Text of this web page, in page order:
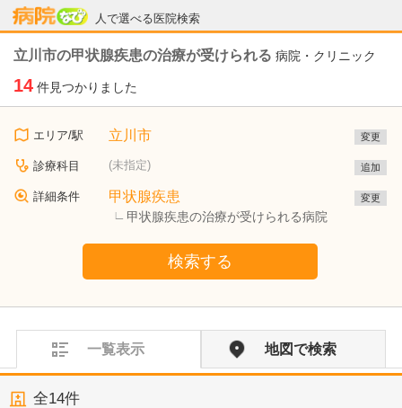
人で選べる医院検索
病院なび
立川市の甲状腺疾患の治療が受けられる 病院・クリニック
14 件見つかりました
エリア/駅 立川市 変更
診療科目 (未指定) 追加
詳細条件 甲状腺疾患
甲状腺疾患の治療が受けられる病院
変更
検索する
一覧表示 地図で検索
全14件